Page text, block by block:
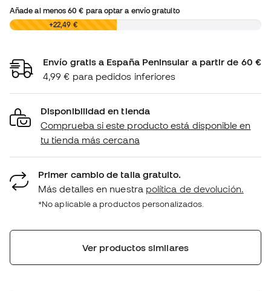
Añade al menos60 € para optar a envío gratuito
0,00 € +22,49 €
Envío gratis a España Peninsular a partir de 60 €
4,99 € para pedidos inferiores
Disponibilidad en tienda
Comprueba si este producto está disponible en
tu tienda más cercana
Primer cambio de talla gratuito.
Más detalles en nuestra política de devolución.
*No aplicable a productos personalizados.
Ver productos similares